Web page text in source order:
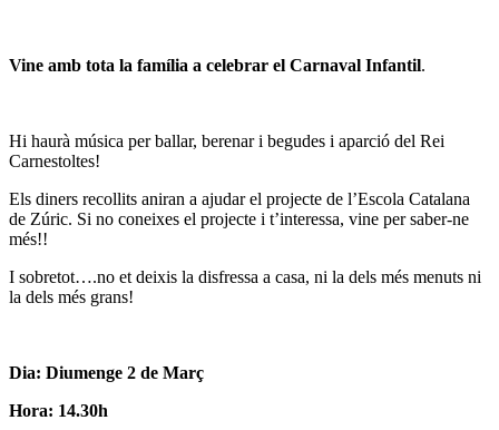
Vine amb tota la família a celebrar el Carnaval Infantil.
Hi haurà música per ballar, berenar i begudes i aparció del Rei
Carnestoltes!
Els diners recollits aniran a ajudar el projecte de l’Escola Catalana
de Zúric. Si no coneixes el projecte i t’interessa, vine per saber-ne
més!!
I sobretot….no et deixis la disfressa a casa, ni la dels més menuts ni
la dels més grans!
Dia: Diumenge 2 de Març
Hora: 14.30h